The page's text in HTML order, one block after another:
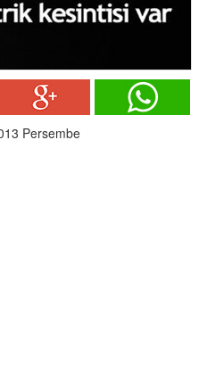
Persembe